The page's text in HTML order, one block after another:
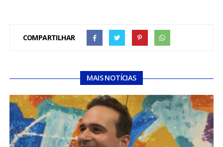
COMPARTILHAR
MAIS NOTÍCIAS